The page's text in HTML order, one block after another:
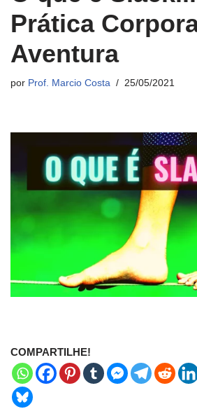
Prática
Aventura
por Prof. Marcio Costa 25/05/2021
COMPARTILHE!